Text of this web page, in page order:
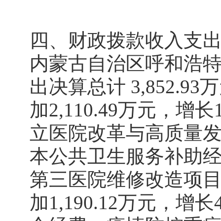
四、财政拨款收入支
内蒙古自治区呼和浩
出决算总计 3,852.93
加2,110.49万元，增
立医院改革与高质量
本公共卫生服务补助
第三医院维修改造项
加1,190.12万元，增